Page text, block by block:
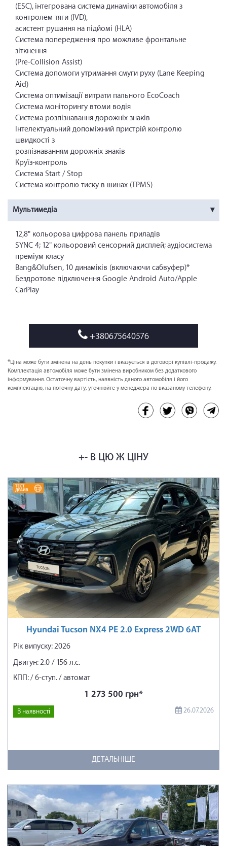
(ESC), інтегрована система динаміки автомобіля з
контролем тяги (IVD),
асистент рушання на підйомі (HLA)
Система попередження про можливе фронтальне
зіткнення
(Pre-Collision Assist)
Система допомоги утримання смуги руху (Lane Keeping
Aid)
Система оптимізації витрати пального EcoCoach
Система моніторингу втоми водія
Система розпізнавання дорожніх знаків
Інтелектуальний допоміжний пристрій контролю
швидкості з
розпізнаванням дорожніх знаків
Круїз-контроль
Система Start / Stop
Система контролю тиску в шинах (TPMS)
Мультимедіа
12,8" кольорова цифрова панель приладів
SYNC 4; 12" кольоровий сенсорний дисплей; аудіосистема
преміум класу
Bang&Olufsen, 10 динаміків (включаючи сабвуфер)*
Бездротове підключення Google Android Auto/Apple
CarPlay
+380675640576
*Ціна може бути змінена на день покупки і вказується в договорі купівлі-продажу.
Комплектація автомобіля може бути змінена виробником без додаткового
інформування. Остаточну вартість, наявність даного автомобіля і його
комплектацію, на поточну дату, уточнюйте у менеджера по вказаному телефону.
+- В ЦЮ Ж ЦІНУ
Hyundai Tucson NX4 PE 2.0 Express 2WD 6AT
Рік випуску: 2026
Двигун: 2.0 / 156 л.с.
КПП: / 6-ступ. / автомат
1 273 500 грн*
В наявності 26.07.2026
ДЕТАЛЬНІШЕ